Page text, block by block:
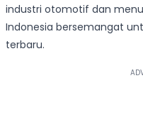
industri otomotif dan
Indonesia bersemangat
terbaru.